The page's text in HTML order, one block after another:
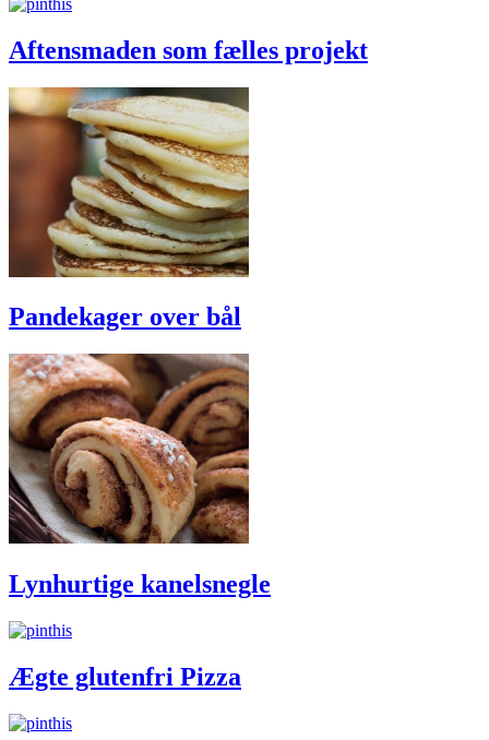
Aftensmaden som fælles projekt
Pandekager over bål
Lynhurtige kanelsnegle
Ægte glutenfri Pizza